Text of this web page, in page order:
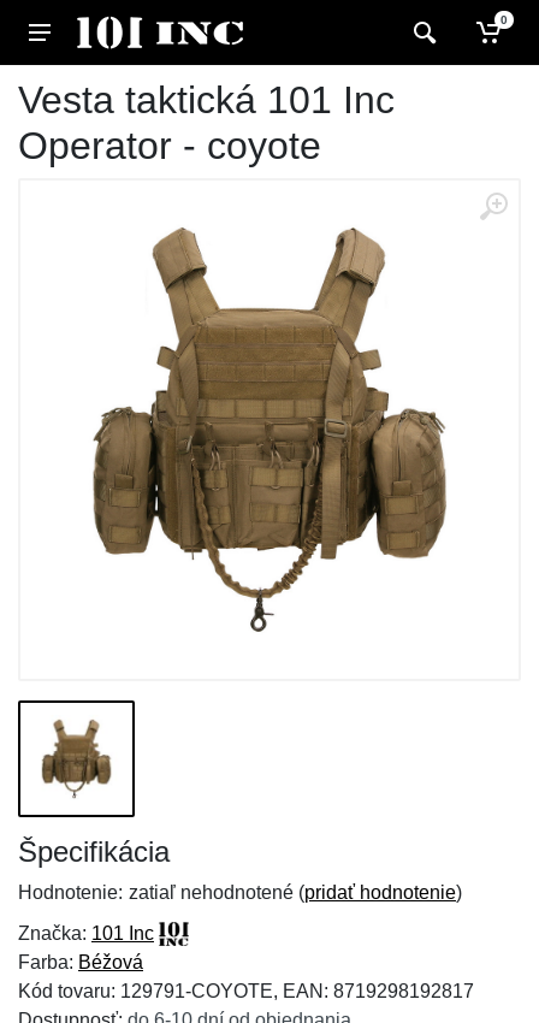
0
Vesta taktická 101 Inc
Operator - coyote
Špecifikácia
Hodnotenie: zatiaľ nehodnotené (pridať hodnotenie)
Značka: 101 Inc
Farba: Béžová
Kód tovaru: 129791-COYOTE, EAN: 8719298192817